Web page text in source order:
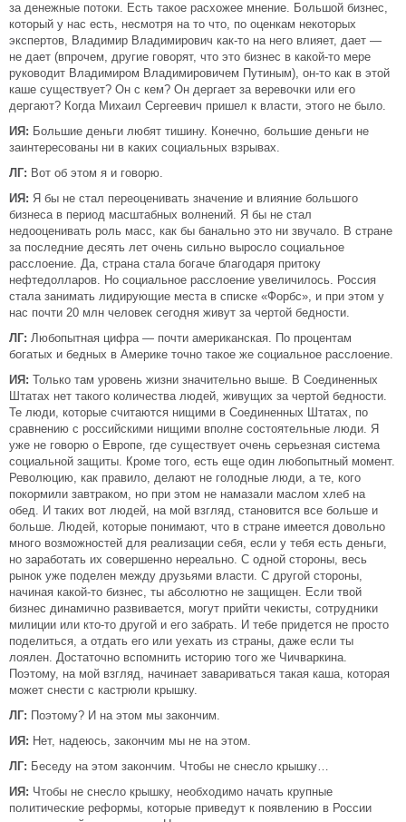
за денежные потоки. Есть такое расхожее мнение. Большой бизнес,
который у нас есть, несмотря на то что, по оценкам некоторых
экспертов, Владимир Владимирович как-то на него влияет, дает —
не дает (впрочем, другие говорят, что это бизнес в какой-то мере
руководит Владимиром Владимировичем Путиным), он-то как в этой
каше существует? Он с кем? Он дергает за веревочки или его
дергают? Когда Михаил Сергеевич пришел к власти, этого не было.
ИЯ: Большие деньги любят тишину. Конечно, большие деньги не
заинтересованы ни в каких социальных взрывах.
ЛГ: Вот об этом я и говорю.
ИЯ: Я бы не стал переоценивать значение и влияние большого
бизнеса в период масштабных волнений. Я бы не стал
недооценивать роль масс, как бы банально это ни звучало. В стране
за последние десять лет очень сильно выросло социальное
расслоение. Да, страна стала богаче благодаря притоку
нефтедолларов. Но социальное расслоение увеличилось. Россия
стала занимать лидирующие места в списке «Форбс», и при этом у
нас почти 20 млн человек сегодня живут за чертой бедности.
ЛГ: Любопытная цифра — почти американская. По процентам
богатых и бедных в Америке точно такое же социальное расслоение.
ИЯ: Только там уровень жизни значительно выше. В Соединенных
Штатах нет такого количества людей, живущих за чертой бедности.
Те люди, которые считаются нищими в Соединенных Штатах, по
сравнению с российскими нищими вполне состоятельные люди. Я
уже не говорю о Европе, где существует очень серьезная система
социальной защиты. Кроме того, есть еще один любопытный момент.
Революцию, как правило, делают не голодные люди, а те, кого
покормили завтраком, но при этом не намазали маслом хлеб на
обед. И таких вот людей, на мой взгляд, становится все больше и
больше. Людей, которые понимают, что в стране имеется довольно
много возможностей для реализации себя, если у тебя есть деньги,
но заработать их совершенно нереально. С одной стороны, весь
рынок уже поделен между друзьями власти. С другой стороны,
начиная какой-то бизнес, ты абсолютно не защищен. Если твой
бизнес динамично развивается, могут прийти чекисты, сотрудники
милиции или кто-то другой и его забрать. И тебе придется не просто
поделиться, а отдать его или уехать из страны, даже если ты
лоялен. Достаточно вспомнить историю того же Чичваркина.
Поэтому, на мой взгляд, начинает завариваться такая каша, которая
может снести с кастрюли крышку.
ЛГ: Поэтому? И на этом мы закончим.
ИЯ: Нет, надеюсь, закончим мы не на этом.
ЛГ: Беседу на этом закончим. Чтобы не снесло крышку…
ИЯ: Чтобы не снесло крышку, необходимо начать крупные
политические реформы, которые приведут к появлению в России